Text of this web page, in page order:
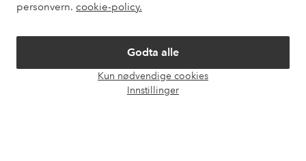
personvern. cookie-policy.
Godta alle
Kun nødvendige cookies
Innstillinger